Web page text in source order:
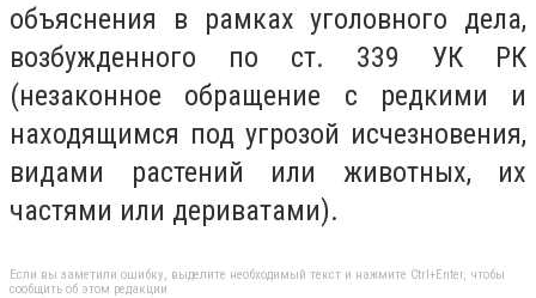
объяснения в рамках уголовного дела,
возбужденного по ст. 339 УК РК
(незаконное обращение с редкими и
находящимся под угрозой исчезновения,
видами растений или животных, их
частями или дериватами).
Если вы заметили ошибку, выделите необходимый текст и нажмите Ctrl+Enter, чтобы
сообщить об этом редакции